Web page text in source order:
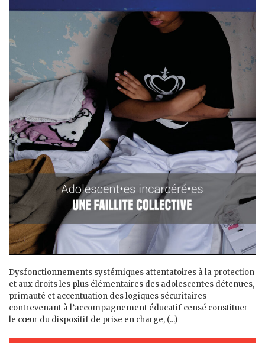
Dysfonctionnements systémiques attentatoires à la protection
et aux droits les plus élémentaires des adolescent·es détenu·es,
primauté et accentuation des logiques sécuritaires
contrevenant à l’accompagnement éducatif censé constituer
le cœur du dispositif de prise en charge, (...)